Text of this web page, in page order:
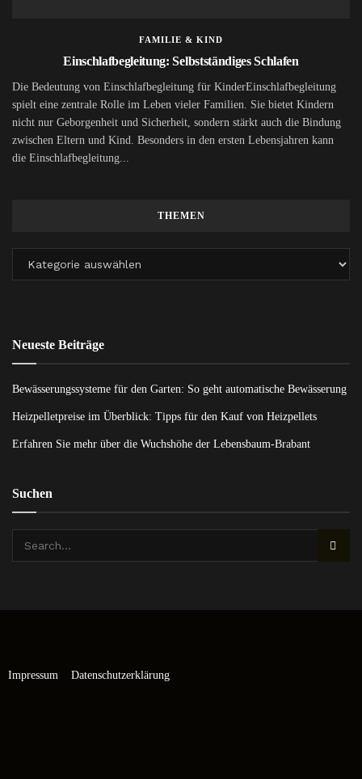
FAMILIE & KIND
Einschlafbegleitung: Selbstständiges Schlafen
Die Bedeutung von Einschlafbegleitung für KinderEinschlafbegleitung
spielt eine zentrale Rolle im Leben vieler Familien. Sie bietet Kindern
nicht nur Geborgenheit und Sicherheit, sondern stärkt auch die Bindung
zwischen Eltern und Kind. Besonders in den ersten Lebensjahren kann
die Einschlafbegleitung...
THEMEN
Neueste Beiträge
Bewässerungssysteme für den Garten: So geht automatische Bewässerung
Heizpelletpreise im Überblick: Tipps für den Kauf von Heizpellets
Erfahren Sie mehr über die Wuchshöhe der Lebensbaum-Brabant
Suchen
Impressum Datenschutzerklärung